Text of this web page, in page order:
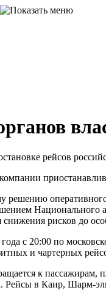
рейсов
решению
Национального
рисков до
с 20:00 по
и чартерных
к пассажирам,
Рейсы в Каир, Шарм-